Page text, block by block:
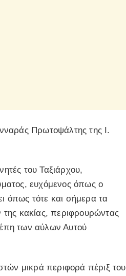
Πρωτοψάλτης της Ι.
του Ταξιάρχου,
ευχόμενος όπως ο
όπως τότε και σήμερα τα
της κακίας, περιφρουρώντας
των αύλων Αυτού
μικρά περιφορά πέριξ του